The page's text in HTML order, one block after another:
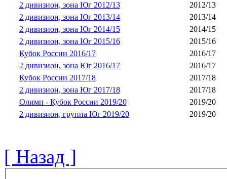
2 дивизион, зона Юг 2012/13
2012/13
2 дивизион, зона Юг 2013/14
2013/14
2 дивизион, зона Юг 2014/15
2014/15
2 дивизион, зона Юг 2015/16
2015/16
Кубок России 2016/17
2016/17
2 дивизион, зона Юг 2016/17
2016/17
Кубок России 2017/18
2017/18
2 дивизион, зона Юг 2017/18
2017/18
Олимп - Кубок России 2019/20
2019/20
2 дивизион, группа Юг 2019/20
2019/20
[ Назад ]